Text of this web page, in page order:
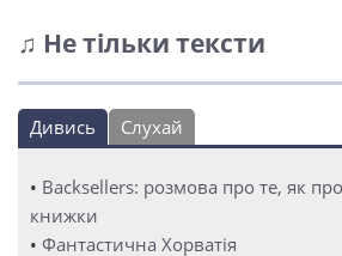
♫ Не тільки тексти
Дивись Слухай
• Backsellers: розмова про те, як
книжки
• Фантастична Хорватія